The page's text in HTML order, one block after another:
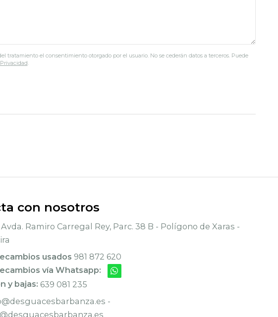
tratamiento el consentimiento otorgado por el usuario. No se cederán datos a terceros. Puede
con nosotros
Avda. Ramiro Carregal Rey, Parc. 38 B - Polígono de Xaras -
usados 981 872 620
vía Whatsapp:
y bajas: 639 081 235
-